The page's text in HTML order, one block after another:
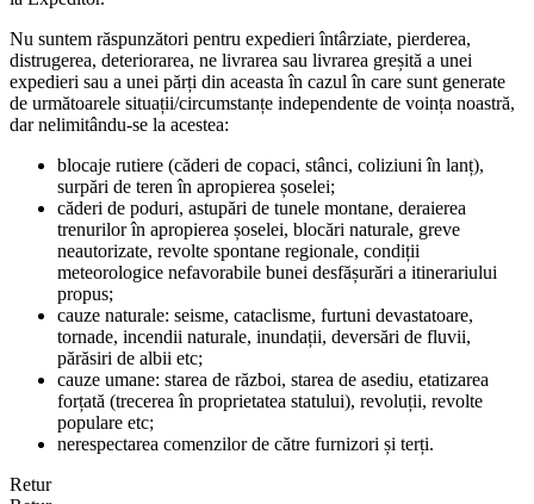
Nu suntem răspunzători pentru expedieri întârziate, pierderea,
distrugerea, deteriorarea, ne livrarea sau livrarea greșită a unei
expedieri sau a unei părți din aceasta în cazul în care sunt generate
de următoarele situații/circumstanțe independente de voința noastră,
dar nelimitându-se la acestea:
blocaje rutiere (căderi de copaci, stânci, coliziuni în lanț),
surpări de teren în apropierea șoselei;
căderi de poduri, astupări de tunele montane, deraierea
trenurilor în apropierea șoselei, blocări naturale, greve
neautorizate, revolte spontane regionale, condiții
meteorologice nefavorabile bunei desfășurări a itinerariului
propus;
cauze naturale: seisme, cataclisme, furtuni devastatoare,
tornade, incendii naturale, inundații, deversări de fluvii,
părăsiri de albii etc;
cauze umane: starea de război, starea de asediu, etatizarea
forțată (trecerea în proprietatea statului), revoluții, revolte
populare etc;
nerespectarea comenzilor de către furnizori și terți.
Retur